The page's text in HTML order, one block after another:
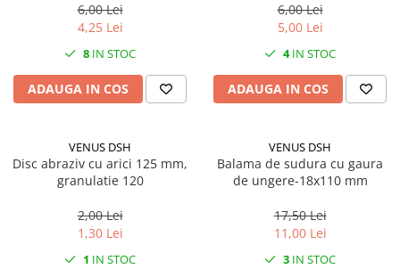
6,00 Lei
4,25 Lei
8 IN STOC
ADAUGA IN COS
6,00 Lei
5,00 Lei
4IN STOC
ADAUGA IN COS
VENUS DSH
Disc abraziv cu arici 125 mm,
granulatie 120
2,00 Lei
1,30 Lei
1 IN STOC
VENUS DSH
Balama de sudura cu gaura
de ungere-18x110 mm
17,50 Lei
11,00 Lei
3 IN STOC